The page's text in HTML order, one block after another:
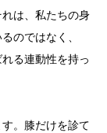
は、私たちの身
のではなく、
れる連動性を持っ
。膝だけを診て